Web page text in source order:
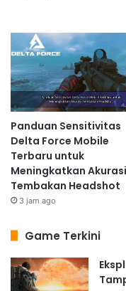
Panduan Sensitivitas
Delta Force Mobile
Terbaru untuk
Meningkatkan Akurasi
Tembakan Headshot
3 jam ago
Game Terkini